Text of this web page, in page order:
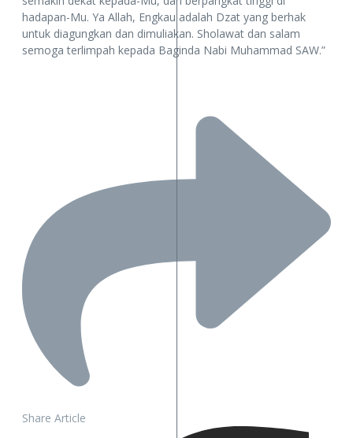
hadapan-Mu. Ya Allah, Engkau adalah Dzat yang berhak
untuk diagungkan dan dimuliakan. Sholawat dan salam
semoga terlimpah kepada Baginda Nabi Muhammad SAW.”
Share Article